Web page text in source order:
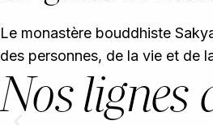
Le monastère bouddhiste
des personnes, de la vie et de
Nos lignes